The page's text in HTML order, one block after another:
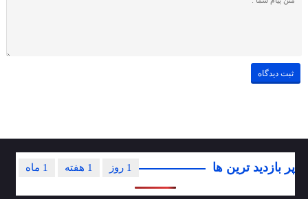
پر بازدید ترین ها 1 ماه 1 هفته 1 روز